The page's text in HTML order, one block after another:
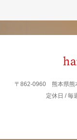
〒862‐0960 熊本県熊
定休日 /